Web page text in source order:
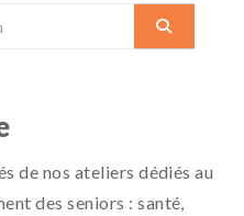
de nos ateliers dédiés au
des seniors : santé,